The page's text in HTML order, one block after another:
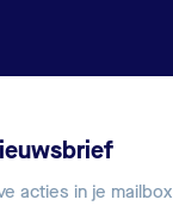
acties in je mailbox